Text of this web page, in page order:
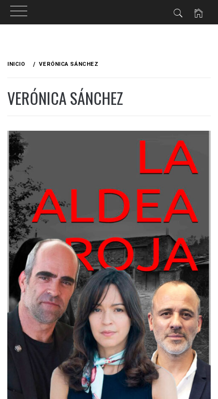
INICIO VERÓNICA SÁNCHEZ
VERÓNICA SÁNCHEZ